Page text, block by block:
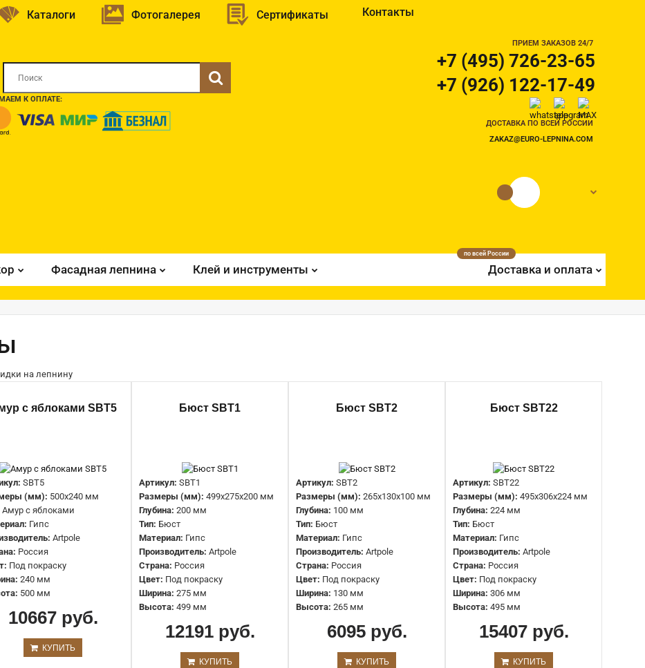
Каталоги Фотогалерея Сертификаты Контакты
К ОПЛАТЕ:
ПРИЕМ ЗАКАЗОВ 24/7
+7 (495) 726-23-65
+7 (926) 122-17-49
ДОСТАВКА ПО ВСЕЙ РОССИИ
ZAKAZ@EURO-LEPNINA.COM
Фасадная лепнина Клей и инструменты Доставка и оплата
по всей России
Амур с яблоками SBT5 Артикул: SBT5
Страна: Россия
Цвет:
Ширина: 240 мм
Высота:
Бюст SBT1
12191 руб.
Артикул:
Размеры (мм):
499x275x200 мм
Глубина:
Тип:
Производитель:
Цвет: Под покраску
с яблоками SBT5
SBT5
(мм): 500x240 мм
Амур с яблоками
Гипс
Artpole
Россия
Под покраску
240 мм
500 мм
10667 руб.
КУПИТЬ
Бюст SBT1
Артикул: SBT1
Размеры (мм): 499x275x200 мм
Глубина: 200 мм
Тип: Бюст
Материал: Гипс
Производитель: Artpole
Страна: Россия
Цвет: Под покраску
Ширина: 275 мм
Высота: 499 мм
12191 руб.
КУПИТЬ
Бюст SBT2
Артикул: SBT2
Размеры (мм): 265x130x100 мм
Глубина: 100 мм
Тип: Бюст
Материал: Гипс
Производитель: Artpole
Страна: Россия
Цвет: Под покраску
Ширина: 130 мм
Высота: 265 мм
6095 руб.
КУПИТЬ
Бюст SBT22
Артикул: SBT22
Размеры (мм): 495x306x224 мм
Глубина: 224 мм
Тип: Бюст
Материал: Гипс
Производитель: Artpole
Страна: Россия
Цвет: Под покраску
Ширина: 306 мм
Высота: 495 мм
15407 руб.
КУПИТЬ